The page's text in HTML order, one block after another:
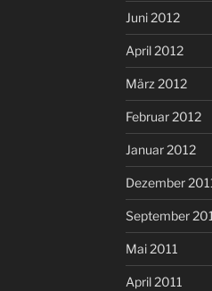
Juni 2012
April 2012
März 2012
Februar 2012
Januar 2012
Dezember
September
Mai 2011
April 2011